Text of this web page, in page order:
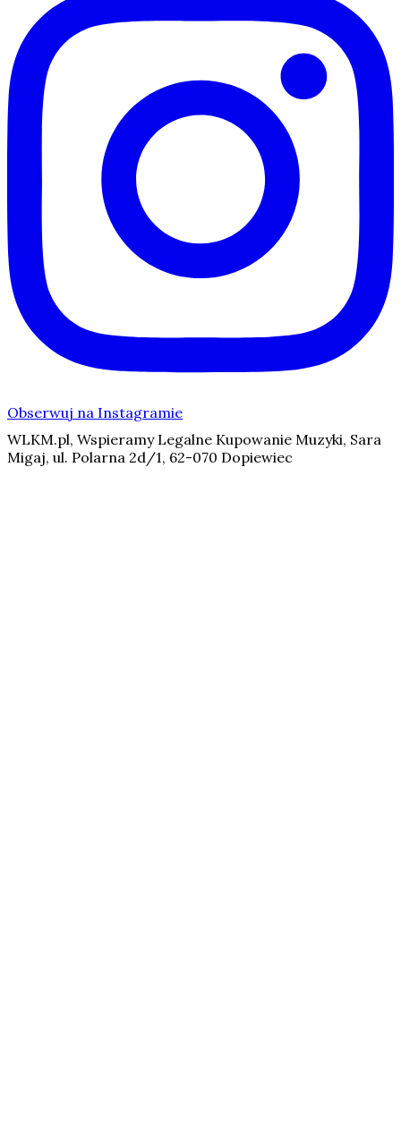
Obserwuj na Instagramie
WLKM.pl, Wspieramy Legalne Kupowanie Muzyki, Sara
Migaj, ul. Polarna 2d/1, 62-070 Dopiewiec